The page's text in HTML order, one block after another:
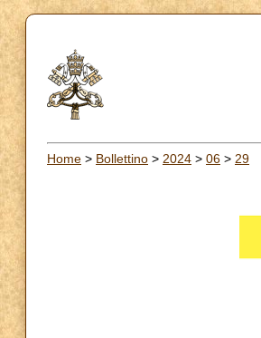
Home > Bollettino > 2024 > 06 > 29